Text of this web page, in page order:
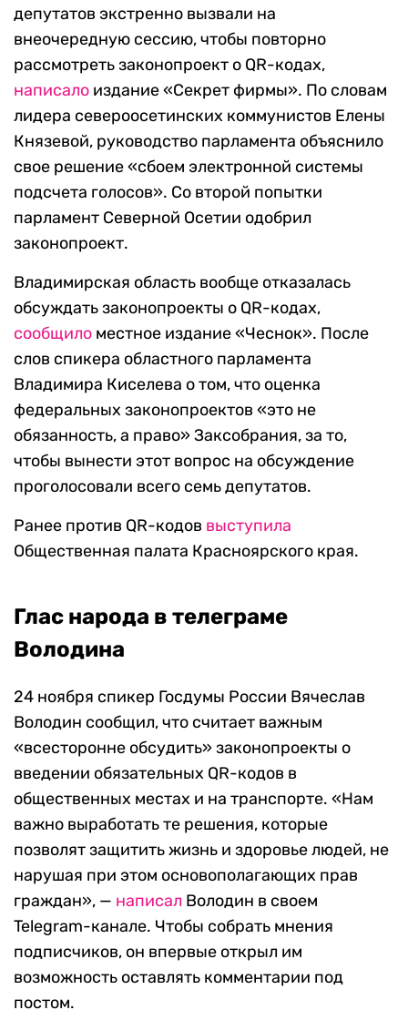
депутатов экстренно вызвали на
внеочередную сессию, чтобы повторно
рассмотреть законопроект о QR-кодах,
написало издание «Секрет фирмы». По словам
лидера североосетинских коммунистов Елены
Князевой, руководство парламента объяснило
свое решение «сбоем электронной системы
подсчета голосов». Со второй попытки
парламент Северной Осетии одобрил
законопроект.
Владимирская область вообще отказалась
обсуждать законопроекты о QR-кодах,
сообщило местное издание «Чеснок». После
слов спикера областного парламента
Владимира Киселева о том, что оценка
федеральных законопроектов «это не
обязанность, а право» Заксобрания, за то,
чтобы вынести этот вопрос на обсуждение
проголосовали всего семь депутатов.
Ранее против QR-кодов выступила
Общественная палата Красноярского края.
Глас народа в телеграме
Володина
24 ноября спикер Госдумы России Вячеслав
Володин сообщил, что считает важным
«всесторонне обсудить» законопроекты о
введении обязательных QR-кодов в
общественных местах и на транспорте. «Нам
важно выработать те решения, которые
позволят защитить жизнь и здоровье людей, не
нарушая при этом основополагающих прав
граждан», — написал Володин в своем
Telegram-канале. Чтобы собрать мнения
подписчиков, он впервые открыл им
возможность оставлять комментарии под
постом.